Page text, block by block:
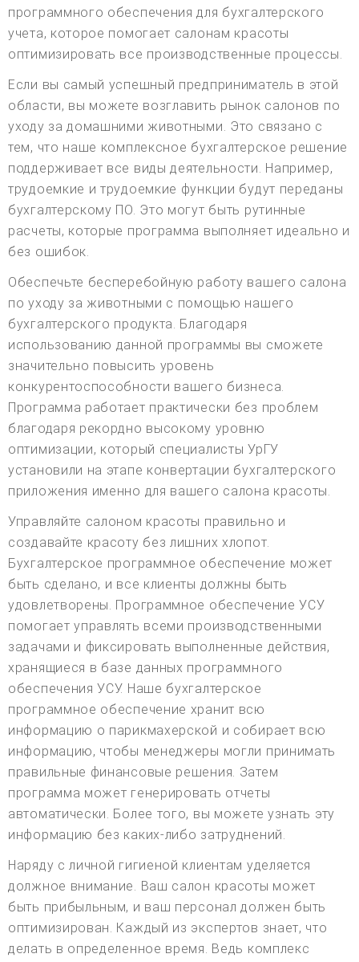
программного обеспечения для бухгалтерского
учета, которое помогает салонам красоты
оптимизировать все производственные процессы.
Если вы самый успешный предприниматель в этой
области, вы можете возглавить рынок салонов по
уходу за домашними животными. Это связано с
тем, что наше комплексное бухгалтерское решение
поддерживает все виды деятельности. Например,
трудоемкие и трудоемкие функции будут переданы
бухгалтерскому ПО. Это могут быть рутинные
расчеты, которые программа выполняет идеально и
без ошибок.
Обеспечьте бесперебойную работу вашего салона
по уходу за животными с помощью нашего
бухгалтерского продукта. Благодаря
использованию данной программы вы сможете
значительно повысить уровень
конкурентоспособности вашего бизнеса.
Программа работает практически без проблем
благодаря рекордно высокому уровню
оптимизации, который специалисты УрГУ
установили на этапе конвертации бухгалтерского
приложения именно для вашего салона красоты.
Управляйте салоном красоты правильно и
создавайте красоту без лишних хлопот.
Бухгалтерское программное обеспечение может
быть сделано, и все клиенты должны быть
удовлетворены. Программное обеспечение УСУ
помогает управлять всеми производственными
задачами и фиксировать выполненные действия,
хранящиеся в базе данных программного
обеспечения УСУ. Наше бухгалтерское
программное обеспечение хранит всю
информацию о парикмахерской и собирает всю
информацию, чтобы менеджеры могли принимать
правильные финансовые решения. Затем
программа может генерировать отчеты
автоматически. Более того, вы можете узнать эту
информацию без каких-либо затруднений.
Наряду с личной гигиеной клиентам уделяется
должное внимание. Ваш салон красоты может
быть прибыльным, и ваш персонал должен быть
оптимизирован. Каждый из экспертов знает, что
делать в определенное время. Ведь комплекс